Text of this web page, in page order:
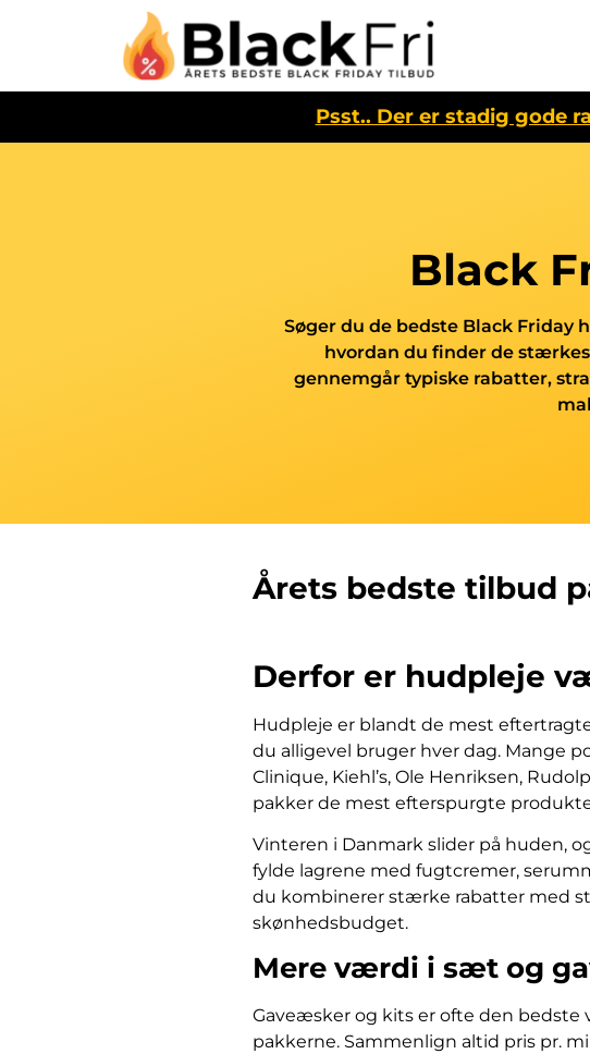
Psst.. Der er stadig gode
Black
Søger du de bedste Black Friday
hvordan du finder de
gennemgår typiske rabatter,
Årets bedste tilbud
Derfor er hudpleje
Hudpleje er blandt de mest
du alligevel bruger hver dag. Mange
Clinique, Kiehl’s, Ole Henriksen,
pakker de mest efterspurgte
Vinteren i Danmark slider på huden,
fylde lagrene med fugtcremer,
du kombinerer stærke rabatter med
skønhedsbudget.
Mere værdi i sæt og
Gaveæsker og kits er ofte den bedste
pakkerne. Sammenlign altid pris pr.